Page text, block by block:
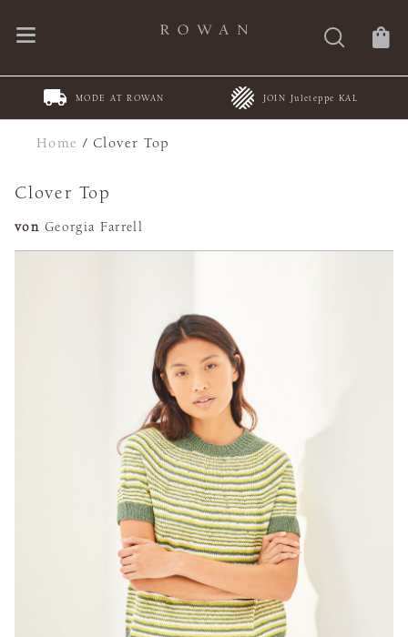
MODE AT ROWAN JOIN Juleteppe KAL
Home /Clover Top
Clover Top
von Georgia Farrell